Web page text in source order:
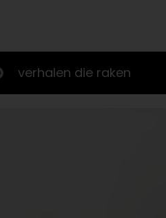
verhalen die raken